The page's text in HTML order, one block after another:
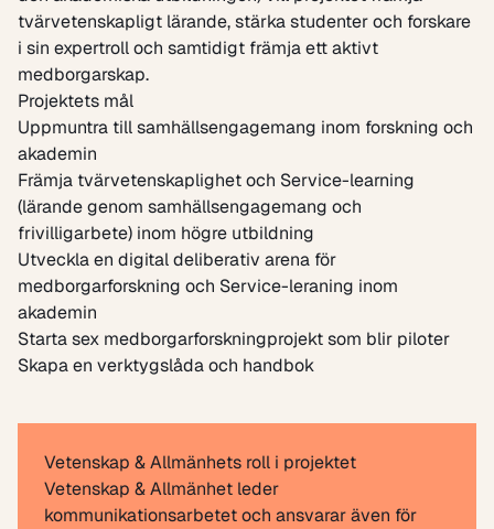
tvärvetenskapligt lärande, stärka studenter och forskare
i sin expertroll och samtidigt främja ett aktivt
medborgarskap.
Projektets mål
Uppmuntra till samhällsengagemang inom forskning och
akademin
Främja tvärvetenskaplighet och Service-learning
(lärande genom samhällsengagemang och
frivilligarbete) inom högre utbildning
Utveckla en digital deliberativ arena för
medborgarforskning och Service-leraning inom
akademin
Starta sex medborgarforskningprojekt som blir piloter
Skapa en verktygslåda och handbok
Vetenskap & Allmänhets roll i projektet
Vetenskap & Allmänhet leder
kommunikationsarbetet och ansvarar även för